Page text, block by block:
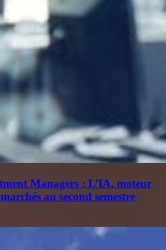
Managers : L’IA, moteur
au second semestre